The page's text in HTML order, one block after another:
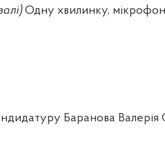
Одну хвилинку,
Баранова Валерія